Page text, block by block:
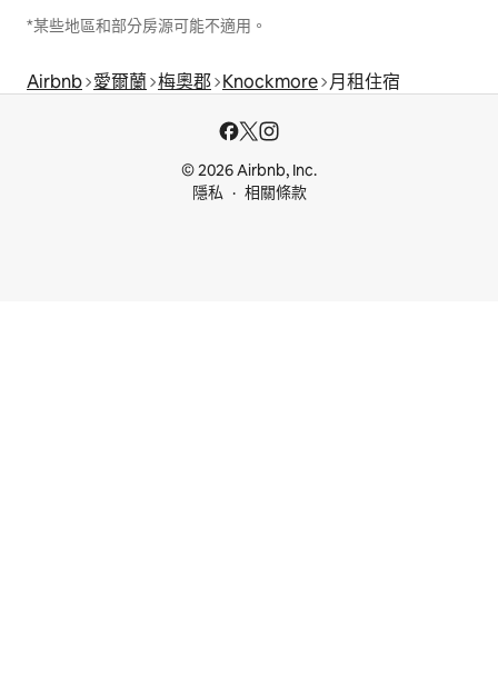
*某些地區和部分房源可能不適用。
Airbnb 愛爾蘭 梅奧郡 Knockmore 月租住宿
© 2026 Airbnb, Inc.
隱私
相關條款